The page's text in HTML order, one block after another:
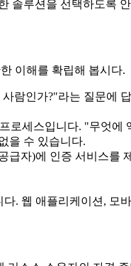
솔루션을 선택하도록
이해를 확립해 봅시다.
람인가?"라는 질문에
로세스입니다. "무엇
을 수 있습니다.
자)에 인증 서비스를
. 웹 애플리케이션, 모